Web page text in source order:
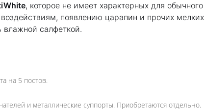
, которое не имеет характерных для
появлению царапин и прочих
влажной салфеткой.
на 5 постов.
и металлические суппорты. Приобретаются отдельно.